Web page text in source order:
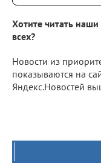
Хотите читать
всех?
Новости из
показываются на
Яндекс.Новостей